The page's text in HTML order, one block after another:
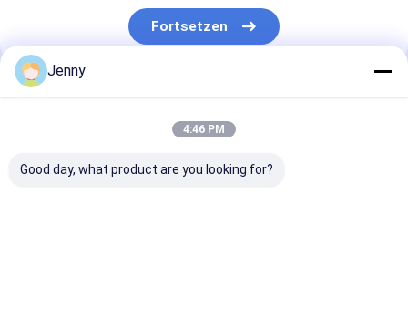
Processless-Druckplatten
Doppelschicht CTP-Platte
Fortsetzen
Unsere Kategorien
Jenny
4:46 PM
Good day, what product are you looking for?